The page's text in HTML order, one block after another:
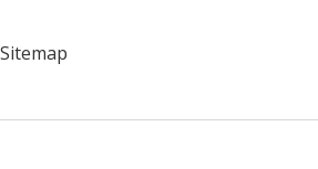
Sitemap